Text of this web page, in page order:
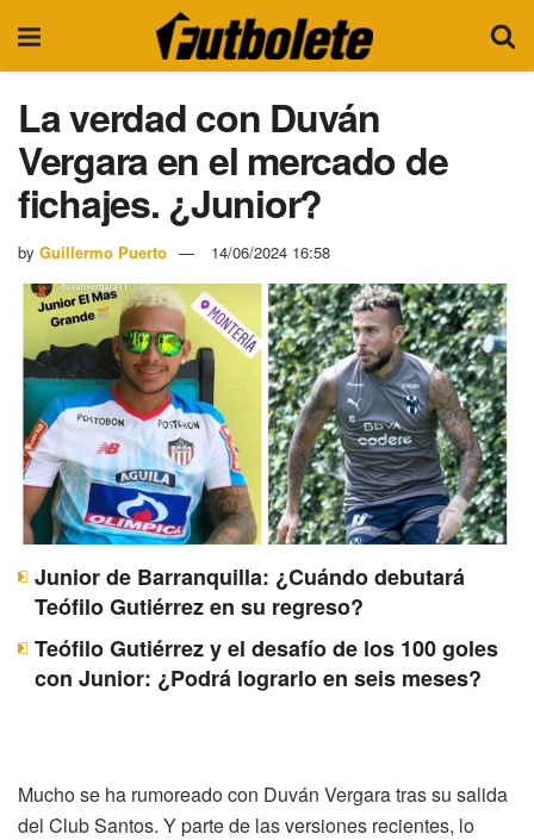
La verdad con Duván
Vergara en el mercado de
fichajes. ¿Junior?
by Guillermo Puerto 14/06/2024 16:58
Junior de Barranquilla: ¿Cuándo debutará
Teófilo Gutiérrez en su regreso?
Teófilo Gutiérrez y el desafío de los 100 goles
con Junior: ¿Podrá lograrlo en seis meses?
Mucho se ha rumoreado con Duván Vergara tras su salida
del Club Santos. Y parte de las versiones recientes, lo